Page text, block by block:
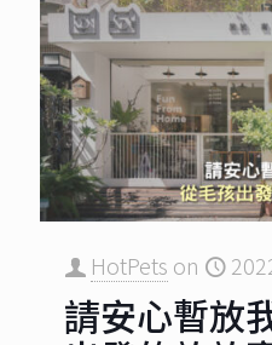
HotPets on
請安心暫放